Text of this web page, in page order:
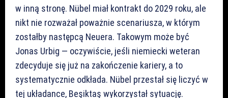
w inną stronę. Nübel miał kontrakt do 2029 roku, ale
nikt nie rozważał poważnie scenariusza, w którym
zostałby następcą Neuera. Takowym może być
Jonas Urbig — oczywiście, jeśli niemiecki weteran
zdecyduje się już na zakończenie kariery, a to
systematycznie odkłada. Nübel przestał się liczyć w
tej układance, Beşiktaş wykorzystał sytuację.